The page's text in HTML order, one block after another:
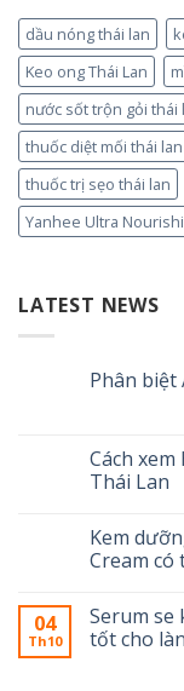
dầu nóng thái lan
Keo ong Thái Lan
nước sốt trộn gỏi thái
thuốc diệt mối thái lan
thuốc trị sẹo thái lan
Yanhee Ultra
LATEST NEWS
Phân biệt
Cách
Thái Lan
Kem
Cream có
04
Th10
Serum se
tốt cho